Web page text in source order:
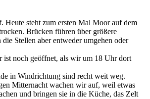
Heute steht zum ersten Mal Moor auf dem
Brücken führen über größere
Stellen aber entweder umgehen oder
ist noch geöffnet, als wir um 18 Uhr dort
in Windrichtung sind recht weit weg.
Mitternacht wachen wir auf, weil etwas
und bringen sie in die Küche, das Zelt